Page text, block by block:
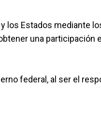
los Estados mediante
una participación
federal, al ser el